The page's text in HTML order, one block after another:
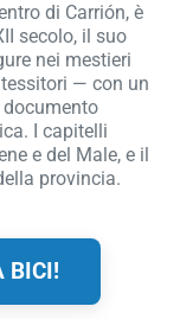
di Carrión, è
secolo, il suo
nei mestieri
— con un
I capitelli
e del Male, e il
provincia.
BICI!